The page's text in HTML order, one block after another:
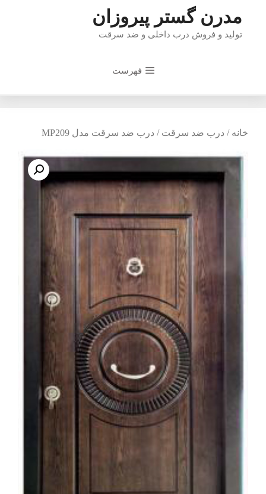
مدرن گستر پیروزان
تولید و فروش درب داخلی و ضد سرقت
فهرست
خانه / درب ضد سرقت / درب ضد سرقت مدل MP209